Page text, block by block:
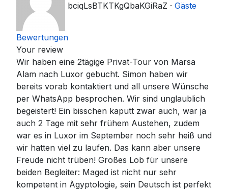
bciqLsBTKTKgQbaKGiRaZ · Gäste
Bewertungen
Your review
Wir haben eine 2tägige Privat-Tour von Marsa
Alam nach Luxor gebucht. Simon haben wir
bereits vorab kontaktiert und all unsere Wünsche
per WhatsApp besprochen. Wir sind unglaublich
begeistert! Ein bisschen kaputt zwar auch, war ja
auch 2 Tage mit sehr frühem Austehen, zudem
war es in Luxor im September noch sehr heiß und
wir hatten viel zu laufen. Das kann aber unsere
Freude nicht trüben! Großes Lob für unsere
beiden Begleiter: Maged ist nicht nur sehr
kompetent in Ägyptologie, sein Deutsch ist perfekt